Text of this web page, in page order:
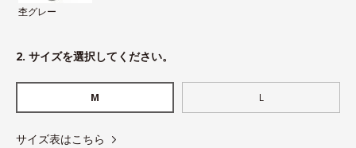
杢グレー
2. サイズを選択してください。
M L
サイズ表はこちら